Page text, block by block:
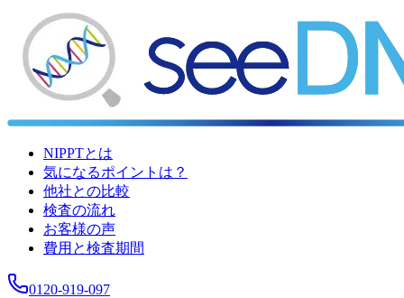
NIPPTとは
気になるポイントは？
他社との比較
検査の流れ
お客様の声
費用と検査期間
0120-919-097